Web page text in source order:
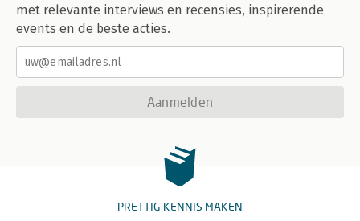
met relevante interviews en recensies, inspirerende
events en de beste acties.
Aanmelden
PRETTIG KENNIS MAKEN